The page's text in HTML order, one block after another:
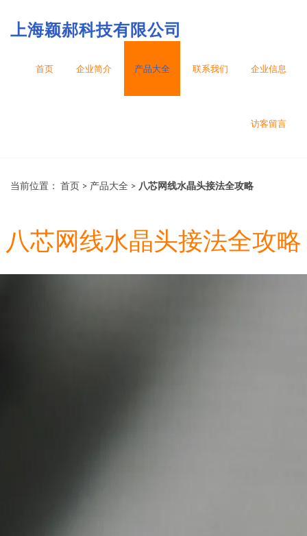
上海颖郝科技有限公司
首页 企业简介 产品大全 联系我们 企业信息
访客留言
当前位置： 首页 > 产品大全 > 八芯网线水晶头接法全攻略
八芯网线水晶头接法全攻略